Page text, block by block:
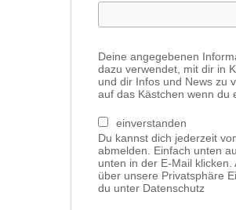
Deine angegebenen
dazu verwendet, mit dir in
und dir Infos und News zu
auf das Kästchen wenn du
einverstanden
Du kannst dich jederzeit
abmelden. Einfach unten
unten in der E-Mail klicken.
über unsere Privatsphäre
du unter Datenschutz